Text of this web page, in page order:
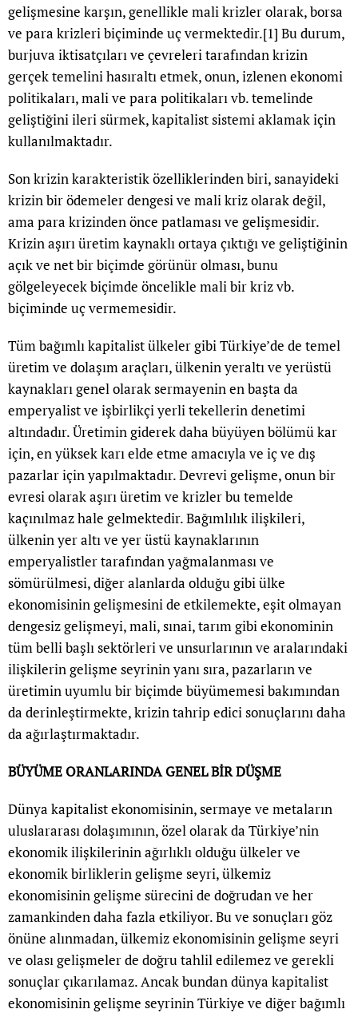
gelişmesine karşın, genellikle mali krizler olarak, borsa
ve para krizleri biçiminde uç vermektedir.[1] Bu durum,
burjuva iktisatçıları ve çevreleri tarafından krizin
gerçek temelini hasıraltı etmek, onun, izlenen ekonomi
politikaları, mali ve para politikaları vb. temelinde
geliştiğini ileri sürmek, kapitalist sistemi aklamak için
kullanılmaktadır.
Son krizin karakteristik özelliklerinden biri, sanayideki
krizin bir ödemeler dengesi ve mali kriz olarak değil,
ama para krizinden önce patlaması ve gelişmesidir.
Krizin aşırı üretim kaynaklı ortaya çıktığı ve geliştiğinin
açık ve net bir biçimde görünür olması, bunu
gölgeleyecek biçimde öncelikle mali bir kriz vb.
biçiminde uç vermemesidir.
Tüm bağımlı kapitalist ülkeler gibi Türkiye’de de temel
üretim ve dolaşım araçları, ülkenin yeraltı ve yerüstü
kaynakları genel olarak sermayenin en başta da
emperyalist ve işbirlikçi yerli tekellerin denetimi
altındadır. Üretimin giderek daha büyüyen bölümü kar
için, en yüksek karı elde etme amacıyla ve iç ve dış
pazarlar için yapılmaktadır. Devrevi gelişme, onun bir
evresi olarak aşırı üretim ve krizler bu temelde
kaçınılmaz hale gelmektedir. Bağımlılık ilişkileri,
ülkenin yer altı ve yer üstü kaynaklarının
emperyalistler tarafından yağmalanması ve
sömürülmesi, diğer alanlarda olduğu gibi ülke
ekonomisinin gelişmesini de etkilemekte, eşit olmayan
dengesiz gelişmeyi, mali, sınai, tarım gibi ekonominin
tüm belli başlı sektörleri ve unsurlarının ve aralarındaki
ilişkilerin gelişme seyrinin yanı sıra, pazarların ve
üretimin uyumlu bir biçimde büyümemesi bakımından
da derinleştirmekte, krizin tahrip edici sonuçlarını daha
da ağırlaştırmaktadır.
BÜYÜME ORANLARINDA GENEL BİR DÜŞME
Dünya kapitalist ekonomisinin, sermaye ve metaların
uluslararası dolaşımının, özel olarak da Türkiye’nin
ekonomik ilişkilerinin ağırlıklı olduğu ülkeler ve
ekonomik birliklerin gelişme seyri, ülkemiz
ekonomisinin gelişme sürecini de doğrudan ve her
zamankinden daha fazla etkiliyor. Bu ve sonuçları göz
önüne alınmadan, ülkemiz ekonomisinin gelişme seyri
ve olası gelişmeler de doğru tahlil edilemez ve gerekli
sonuçlar çıkarılamaz. Ancak bundan dünya kapitalist
ekonomisinin gelişme seyrinin Türkiye ve diğer bağımlı